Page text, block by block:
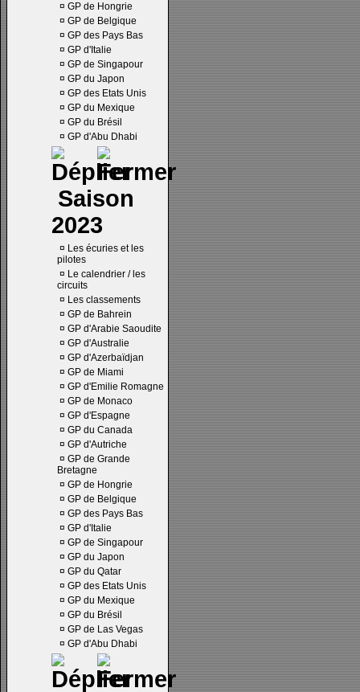
¤ GP de Hongrie
¤ GP de Belgique
¤ GP des Pays Bas
¤ GP d'Italie
¤ GP de Singapour
¤ GP du Japon
¤ GP des Etats Unis
¤ GP du Mexique
¤ GP du Brésil
¤ GP d'Abu Dhabi
Saison
2023
¤ Les écuries et les
pilotes
¤ Le calendrier / les
circuits
¤ Les classements
¤ GP de Bahrein
¤ GP d'Arabie Saoudite
¤ GP d'Australie
¤ GP d'Azerbaïdjan
¤ GP de Miami
¤ GP d'Emilie Romagne
¤ GP de Monaco
¤ GP d'Espagne
¤ GP du Canada
¤ GP d'Autriche
¤ GP de Grande
Bretagne
¤ GP de Hongrie
¤ GP de Belgique
¤ GP des Pays Bas
¤ GP d'Italie
¤ GP de Singapour
¤ GP du Japon
¤ GP du Qatar
¤ GP des Etats Unis
¤ GP du Mexique
¤ GP du Brésil
¤ GP de Las Vegas
¤ GP d'Abu Dhabi